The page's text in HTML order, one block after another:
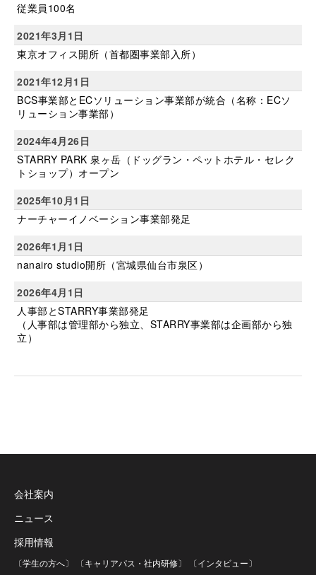
従業員100名
2021年3月1日
東京オフィス開所（首都圏事業部入所）
2021年12月1日
BCS事業部とECソリューション事業部が統合（名称：ECソ
リューション事業部）
2024年4月26日
STARRY PARK 泉ヶ岳（ドッグラン・ペットホテル・セレク
トショップ）オープン
2025年10月1日
ナーチャーイノベーション事業部発足
2026年1月1日
nanairo studio開所（宮城県仙台市泉区）
2026年4月1日
人事部とSTARRY事業部発足
（人事部は管理部から独立、STARRY事業部は企画部から独
立）
会社案内
ニュース
採用情報
〔学生の方へ〕 〔キャリアパス・社内研修〕 〔インタビュー〕